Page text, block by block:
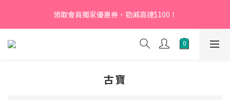
【新會員】即日起至2026月12月31日，首次下單輸入優惠碼
「NEW95」即可享95折
領取會員獨家優惠券，勁減高達$100！
【新會員】即日起至2026月12月31日，首次下單輸入優惠碼
「NEW95」即可享95折
古寶